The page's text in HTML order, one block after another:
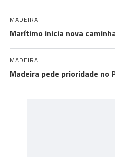
MADEIRA
Marítimo inicia nova
MADEIRA
Madeira pede prioridade no